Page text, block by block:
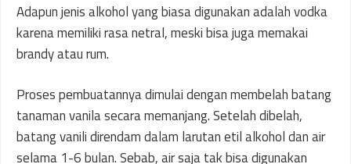
Adapun jenis alkohol yang biasa digunakan adalah vodka
karena memiliki rasa netral, meski bisa juga memakai
brandy atau rum.
Proses pembuatannya dimulai dengan membelah batang
tanaman vanila secara memanjang. Setelah dibelah,
batang vanili direndam dalam larutan etil alkohol dan air
selama 1-6 bulan. Sebab, air saja tak bisa digunakan